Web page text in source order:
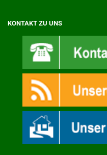
KONTAKT ZU UNS